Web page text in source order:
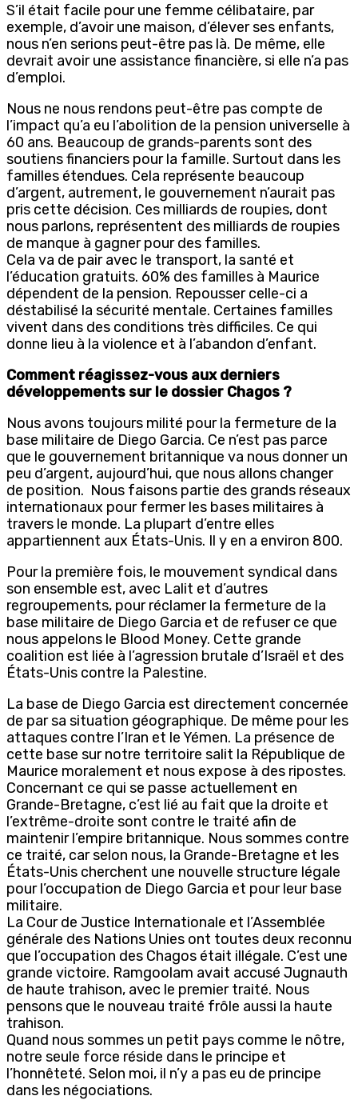
S’il était facile pour une femme célibataire, par
exemple, d’avoir une maison, d’élever ses enfants,
nous n’en serions peut-être pas là. De même, elle
devrait avoir une assistance financière, si elle n’a pas
d’emploi.
Nous ne nous rendons peut-être pas compte de
l’impact qu’a eu l’abolition de la pension universelle à
60 ans. Beaucoup de grands-parents sont des
soutiens financiers pour la famille. Surtout dans les
familles étendues. Cela représente beaucoup
d’argent, autrement, le gouvernement n’aurait pas
pris cette décision. Ces milliards de roupies, dont
nous parlons, représentent des milliards de roupies
de manque à gagner pour des familles.
Cela va de pair avec le transport, la santé et
l’éducation gratuits. 60% des familles à Maurice
dépendent de la pension. Repousser celle-ci a
déstabilisé la sécurité mentale. Certaines familles
vivent dans des conditions très difficiles. Ce qui
donne lieu à la violence et à l’abandon d’enfant.
Comment réagissez-vous aux derniers
développements sur le dossier Chagos ?
Nous avons toujours milité pour la fermeture de la
base militaire de Diego Garcia. Ce n’est pas parce
que le gouvernement britannique va nous donner un
peu d’argent, aujourd’hui, que nous allons changer
de position. Nous faisons partie des grands réseaux
internationaux pour fermer les bases militaires à
travers le monde. La plupart d’entre elles
appartiennent aux États-Unis. Il y en a environ 800.
Pour la première fois, le mouvement syndical dans
son ensemble est, avec Lalit et d’autres
regroupements, pour réclamer la fermeture de la
base militaire de Diego Garcia et de refuser ce que
nous appelons le Blood Money. Cette grande
coalition est liée à l’agression brutale d’Israël et des
États-Unis contre la Palestine.
La base de Diego Garcia est directement concernée
de par sa situation géographique. De même pour les
attaques contre l’Iran et le Yémen. La présence de
cette base sur notre territoire salit la République de
Maurice moralement et nous expose à des ripostes.
Concernant ce qui se passe actuellement en
Grande-Bretagne, c’est lié au fait que la droite et
l’extrême-droite sont contre le traité afin de
maintenir l’empire britannique. Nous sommes contre
ce traité, car selon nous, la Grande-Bretagne et les
États-Unis cherchent une nouvelle structure légale
pour l’occupation de Diego Garcia et pour leur base
militaire.
La Cour de Justice Internationale et l’Assemblée
générale des Nations Unies ont toutes deux reconnu
que l’occupation des Chagos était illégale. C’est une
grande victoire. Ramgoolam avait accusé Jugnauth
de haute trahison, avec le premier traité. Nous
pensons que le nouveau traité frôle aussi la haute
trahison.
Quand nous sommes un petit pays comme le nôtre,
notre seule force réside dans le principe et
l’honnêteté. Selon moi, il n’y a pas eu de principe
dans les négociations.